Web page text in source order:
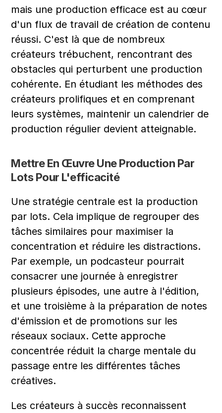
mais une production efficace est au cœur
d'un flux de travail de création de contenu
réussi. C'est là que de nombreux
créateurs trébuchent, rencontrant des
obstacles qui perturbent une production
cohérente. En étudiant les méthodes des
créateurs prolifiques et en comprenant
leurs systèmes, maintenir un calendrier de
production régulier devient atteignable.
Mettre En Œuvre Une Production Par
Lots Pour L'efficacité
Une stratégie centrale est la production
par lots. Cela implique de regrouper des
tâches similaires pour maximiser la
concentration et réduire les distractions.
Par exemple, un podcasteur pourrait
consacrer une journée à enregistrer
plusieurs épisodes, une autre à l'édition,
et une troisième à la préparation de notes
d'émission et de promotions sur les
réseaux sociaux. Cette approche
concentrée réduit la charge mentale du
passage entre les différentes tâches
créatives.
Les créateurs à succès reconnaissent